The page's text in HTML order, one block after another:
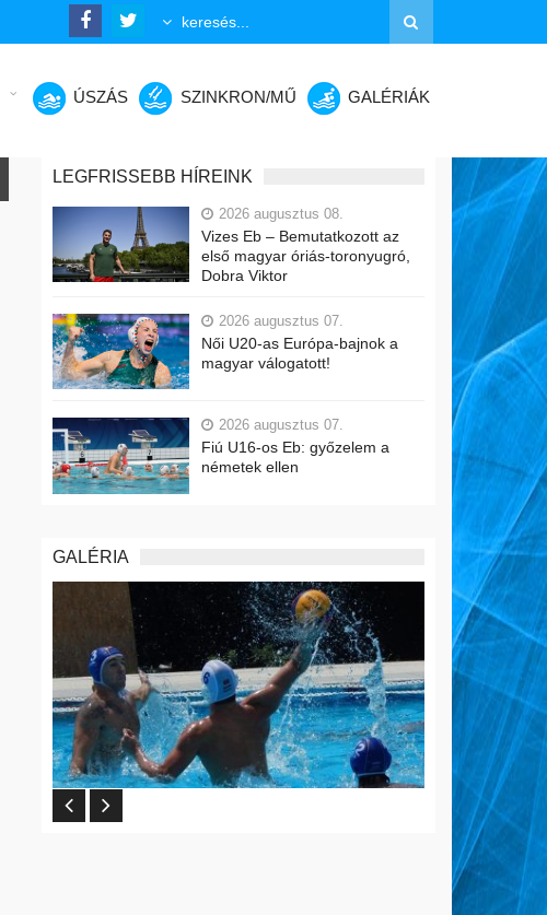
ÚSZÁS SZINKRON/MŰ GALÉRIÁK
LEGFRISSEBB HÍREINK
2026 augusztus 08.
Vizes Eb – Bemutatkozott az
első magyar óriás-toronyugró,
Dobra Viktor
2026 augusztus 07.
Női U20-as Európa-bajnok a
magyar válogatott!
2026 augusztus 07.
Fiú U16-os Eb: győzelem a
németek ellen
GALÉRIA